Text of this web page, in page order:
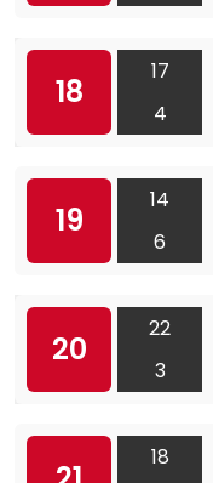
18
17
4
19
14
6
20
22
3
18